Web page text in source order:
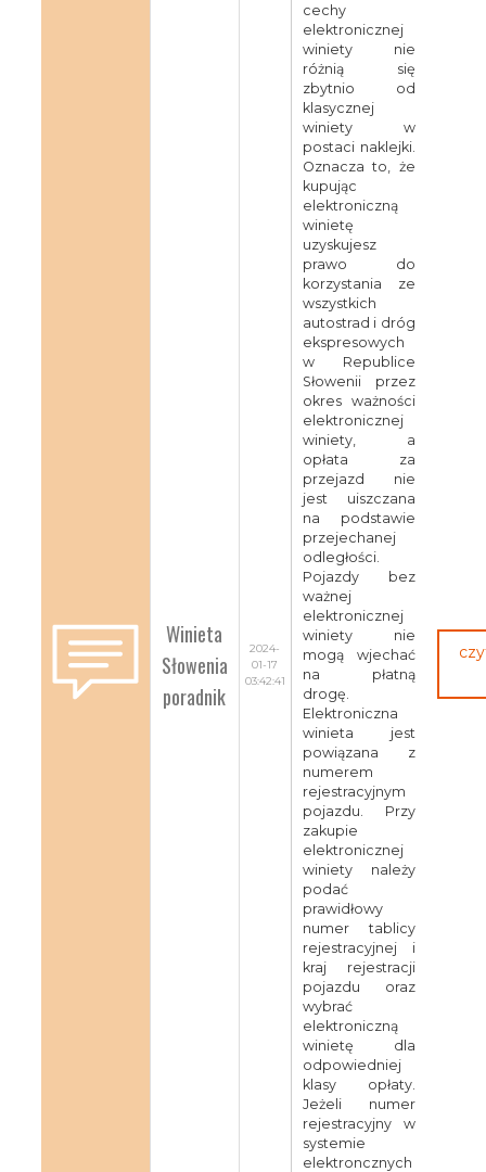
Winieta
Słowenia
poradnik
2024-
01-17
03:42:41
cechy
elektronicznej
winiety nie
różnią się
zbytnio od
klasycznej
winiety w
postaci naklejki.
Oznacza to, że
kupując
elektroniczną
winietę
uzyskujesz
prawo do
korzystania ze
wszystkich
autostrad i dróg
ekspresowych
w Republice
Słowenii przez
okres ważności
elektronicznej
winiety, a
opłata za
przejazd nie
jest uiszczana
na podstawie
przejechanej
odległości.
Pojazdy bez
ważnej
elektronicznej
winiety nie
mogą wjechać
na płatną
drogę.
Elektroniczna
winieta jest
powiązana z
numerem
rejestracyjnym
pojazdu. Przy
zakupie
elektronicznej
winiety należy
podać
prawidłowy
numer tablicy
rejestracyjnej i
kraj rejestracji
pojazdu oraz
wybrać
elektroniczną
winietę dla
odpowiedniej
klasy opłaty.
Jeżeli numer
rejestracyjny w
systemie
elektroncznych